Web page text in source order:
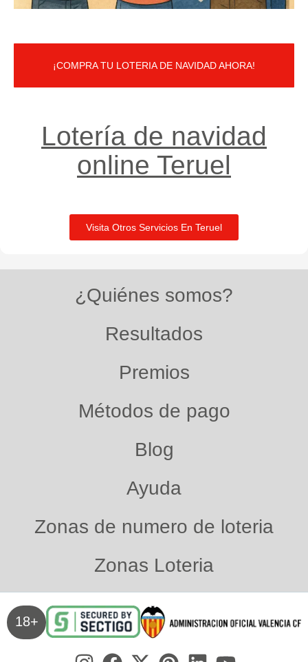
¡COMPRA TU LOTERIA DE NAVIDAD AHORA!
Lotería de navidad
online Teruel
Visita Otros Servicios En Teruel
¿Quiénes somos?
Resultados
Premios
Métodos de pago
Blog
Ayuda
Zonas de numero de loteria
Zonas Loteria
18+